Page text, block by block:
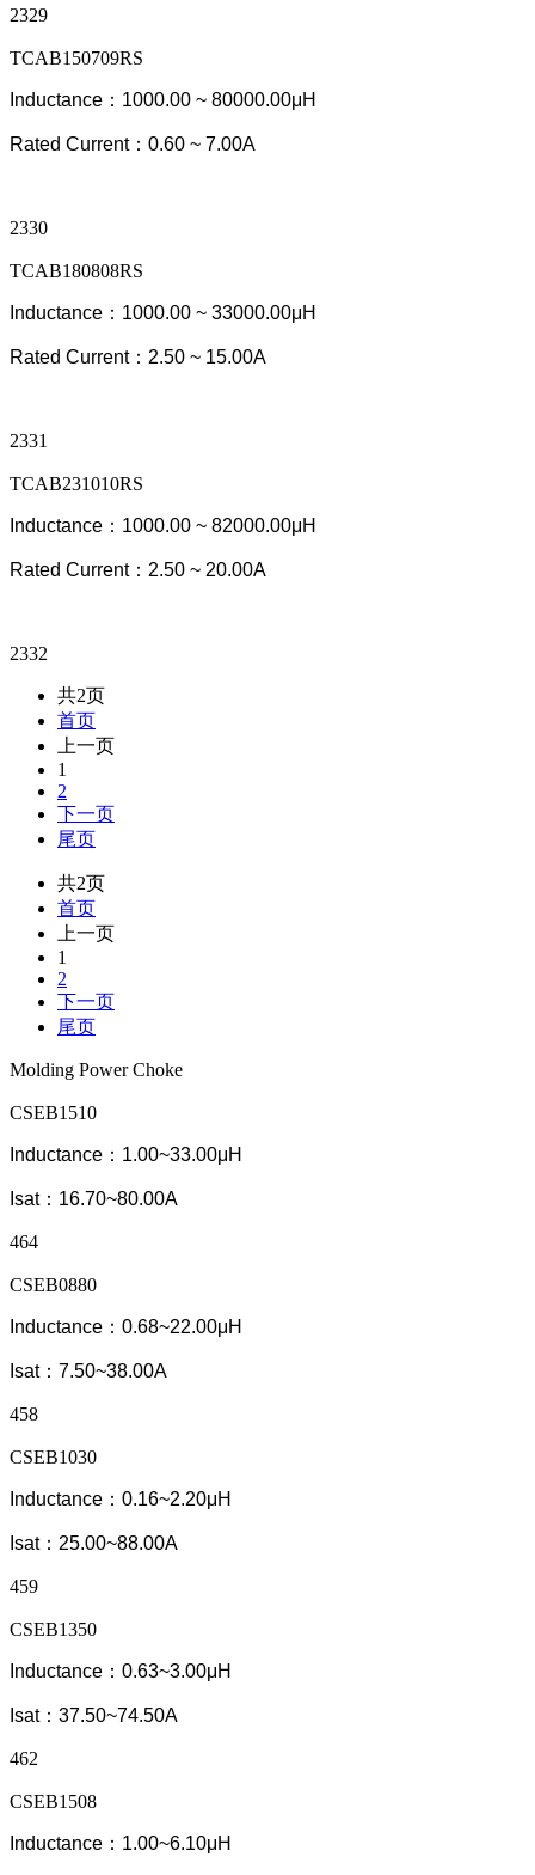
2329
TCAB150709RS
Inductance：1000.00 ~ 80000.00μH
Rated Current：0.60 ~ 7.00A
2330
TCAB180808RS
Inductance：1000.00 ~ 33000.00μH
Rated Current：2.50 ~ 15.00A
2331
TCAB231010RS
Inductance：1000.00 ~ 82000.00μH
Rated Current：2.50 ~ 20.00A
2332
共2页
首页
上一页
1
2
下一页
尾页
共2页
首页
上一页
1
2
下一页
尾页
Molding Power Choke
CSEB1510
Inductance：1.00~33.00μH
Isat：16.70~80.00A
464
CSEB0880
Inductance：0.68~22.00μH
Isat：7.50~38.00A
458
CSEB1030
Inductance：0.16~2.20μH
Isat：25.00~88.00A
459
CSEB1350
Inductance：0.63~3.00μH
Isat：37.50~74.50A
462
CSEB1508
Inductance：1.00~6.10μH